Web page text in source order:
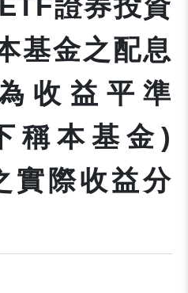
基金之配息
收益平準
稱本基金)
實際收益分